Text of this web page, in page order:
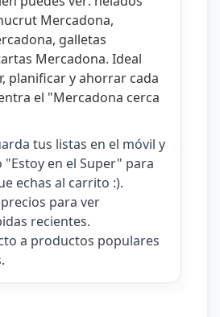
Mercadona,
, galletas
Mercadona. Ideal
planificar y ahorrar cada
el "Mercadona cerca
tus listas en el móvil y
"Estoy en el Super" para
echas al carrito :).
para ver
recientes.
a productos populares